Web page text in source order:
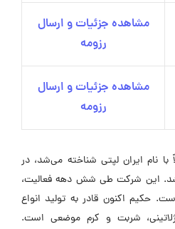
مشاهده جزئیات و ارسال
رزومه
مشاهده جزئیات و ارسال
رزومه
نام ایران لپتی شناخته می‌شد، در
شد. این شرکت طی شش دهه فعالیت،
حکیم اکنون قادر به تولید انواع
شربت و کرم موضعی است.